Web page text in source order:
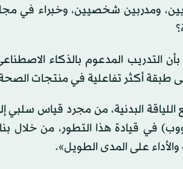
ومدربين شخصيين، وخبراء في
المدعوم بالذكاء الاصطناعي
طبقة أكثر تفاعلية في منتجات الصحة
البدنية، من مجرد قياس سلبي
في قيادة هذا التطور، من خلال
على المدى الطويل».